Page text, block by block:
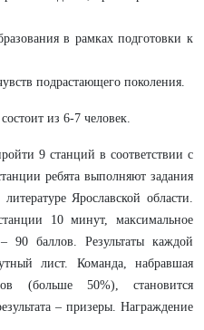
в рамках подготовки к
подрастающего поколения.
из 6-7 человек.
9 станций в соответствии с
ребята выполняют задания
Ярославской области.
10 минут, максимальное
90 баллов. Результаты каждой
лист. Команда, набравшая
(больше 50%), становится
– призеры. Награждение